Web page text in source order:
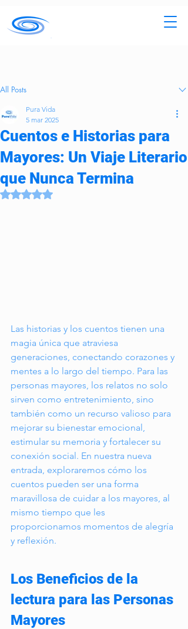
All Posts
Cuentos e Historias para
Mayores: Un Viaje Literario
que Nunca Termina
Pura Vida
5 mar 2025
Obtuvo NaN de 5 estrellas.
Las historias y los cuentos tienen una
magia única que atraviesa
generaciones, conectando corazones y
mentes a lo largo del tiempo. Para las
personas mayores, los relatos no solo
sirven como entretenimiento, sino
también como un recurso valioso para
mejorar su bienestar emocional,
estimular su memoria y fortalecer su
conexión social. En nuestra nueva
entrada, exploraremos cómo los
cuentos pueden ser una forma
maravillosa de cuidar a los mayores, al
mismo tiempo que les
proporcionamos momentos de alegría
y reflexión.
Los Beneficios de la
lectura para las Personas
Mayores